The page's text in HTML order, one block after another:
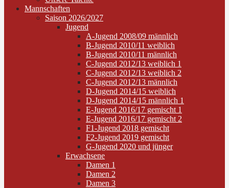
Mannschaften
Saison 2026/2027
Jugend
A-Jugend 2008/09 männlich
B-Jugend 2010/11 weiblich
B-Jugend 2010/11 männlich
C-Jugend 2012/13 weiblich 1
C-Jugend 2012/13 weiblich 2
C-Jugend 2012/13 männlich
D-Jugend 2014/15 weiblich
D-Jugend 2014/15 männlich 1
E-Jugend 2016/17 gemischt 1
E-Jugend 2016/17 gemischt 2
F1-Jugend 2018 gemischt
F2-Jugend 2019 gemischt
G-Jugend 2020 und jünger
Erwachsene
Damen 1
Damen 2
Damen 3